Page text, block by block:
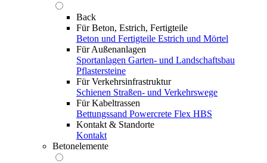
Back
Für Beton, Estrich, Fertigteile
Beton und Fertigteile Estrich und Mörtel
Für Außenanlagen
Sportanlagen Garten- und Landschaftsbau
Pflastersteine
Für Verkehrsinfrastruktur
Schienen Straßen- und Verkehrswege
Für Kabeltrassen
Bettungssand Powercrete Flex HBS
Kontakt & Standorte
Kontakt
Betonelemente